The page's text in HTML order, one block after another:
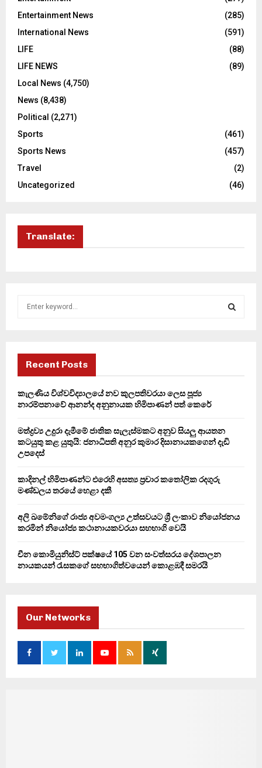
Entertainment News
(285)
International News
(591)
LIFE
(88)
LIFE NEWS
(89)
Local News (4,750)
News (8,438)
Political (2,271)
Sports
(461)
Sports News
(457)
Travel
(2)
Uncategorized
(46)
Translate:
f
r
H
Recent Posts
කැලණිය විශ්වවිද්‍යාලයේ නව කුලපතිවරයා ලෙස පූජ්‍ය
නාරම්පනාවේ ආනන්ද අනුනායක හිමිපාණන් පත් කෙරේ
මත්ද්‍රව්‍ය උදුරා දැමීමේ ජාතික සැලැස්මකට අනුව සියලු ආයතන
කටයුතු කළ යුතුයි: ජනාධිපති අනුර කුමාර දිසානායකගෙන් දැඩි
උපදෙස්
කාදිනල් හිමිපාණන්ට එරෙහි අසත්‍ය ප්‍රචාර කතෝලික රදගුරු
මණ්ඩලය තරයේ හෙළා දකී
අලි ඛමේනිගේ රාජ්‍ය අවමංගල්‍ය උත්සවයට ශ්‍රී ලංකාව නියෝජනය
කරමින් නියෝජ්‍ය කථානායකවරයා සහභාගි වෙයි
චීන කොමියුනිස්ට් පක්ෂයේ 105 වන සංවත්සරය දේශපාලන
නායකයන් රැසකගේ සහභාගිත්වයෙන් කොළඹදී සමරයි
Our Networks